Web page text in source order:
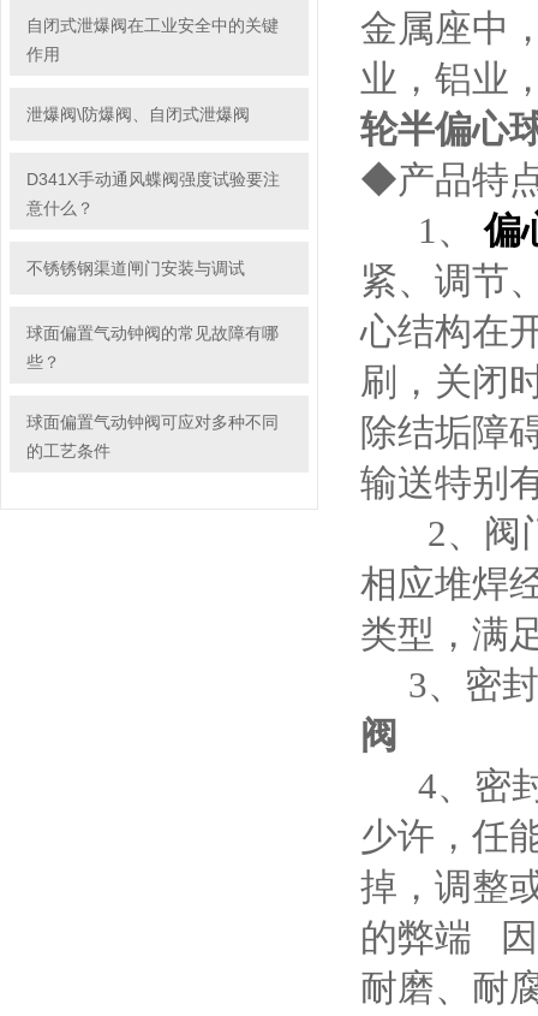
自闭式泄爆阀在工业安全中的关键
作用
泄爆阀\防爆阀、自闭式泄爆阀
D341X手动通风蝶阀强度试验要注
意什么？
不锈锈钢渠道闸门安装与调试
球面偏置气动钟阀的常见故障有哪
些？
球面偏置气动钟阀可应对多种不同
的工艺条件
金属座中
业，铝业
轮半偏心
◆产品特
1、偏
紧、调节
心结构在
刷，关闭
除结垢障
输
2、阀门
相应堆焊
类型，
3、密封
阀
4、密封
少许，任
掉，调整
的弊端 因
耐磨、耐